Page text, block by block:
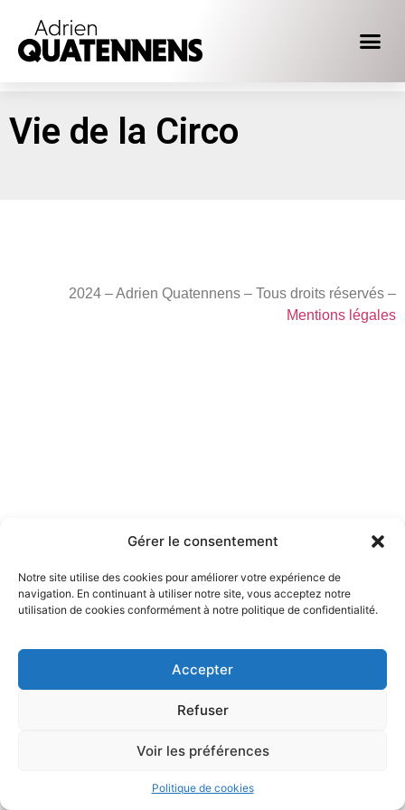
Gérer le consentement
Notre site utilise des cookies pour améliorer votre expérience de
navigation. En continuant à utiliser notre site, vous acceptez notre
utilisation de cookies conformément à notre politique de confidentialité.
Accepter
Refuser
Voir les préférences
Politique de cookies
Vie de la Circo
2024 – Adrien Quatennens – Tous droits réservés –
Mentions légales